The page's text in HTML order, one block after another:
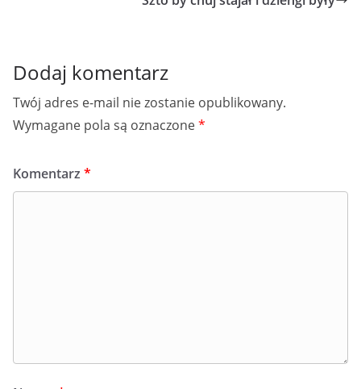
Dodaj komentarz
Twój adres e-mail nie zostanie opublikowany.
Wymagane pola są oznaczone*
Komentarz *